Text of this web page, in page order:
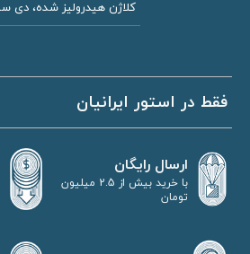
كلاژن هيدروليز شده، دى
فقط در استور ایرانیان
ارسال رایگان
با خرید بیش از 2.5 میلیون
تومان